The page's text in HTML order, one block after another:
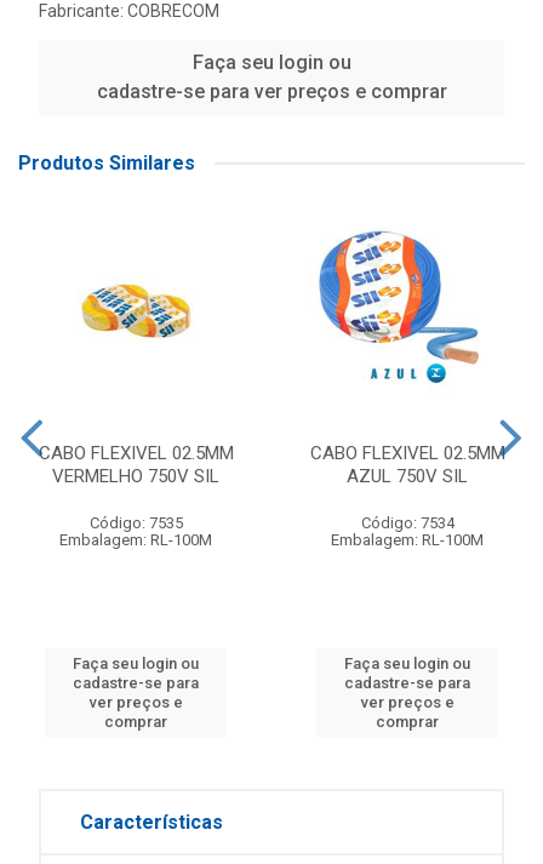
Fabricante: COBRECOM
Faça seu login ou
cadastre-se para ver preços e comprar
Produtos Similares
CABO FLEXIVEL 02.5MM
VERMELHO 750V SIL
Código: 7535
Embalagem: RL-100M
Faça seu login ou
cadastre-se para
ver preços e
comprar
CABO FLEXIVEL 02.5MM
AZUL 750V SIL
Código: 7534
Embalagem: RL-100M
Faça seu login ou
cadastre-se para
ver preços e
comprar
Características